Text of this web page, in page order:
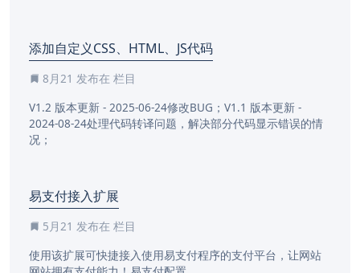
添加自定义CSS、HTML、JS代码
8月21 发布在 栏目
V1.2 版本更新 - 2025-06-24修改BUG；V1.1 版本更新 -
2024-08-24处理代码转译问题，解决部分代码显示错误的情
况；
易支付接入扩展
5月21 发布在 栏目
使用该扩展可快捷接入使用易支付程序的支付平台，让网站